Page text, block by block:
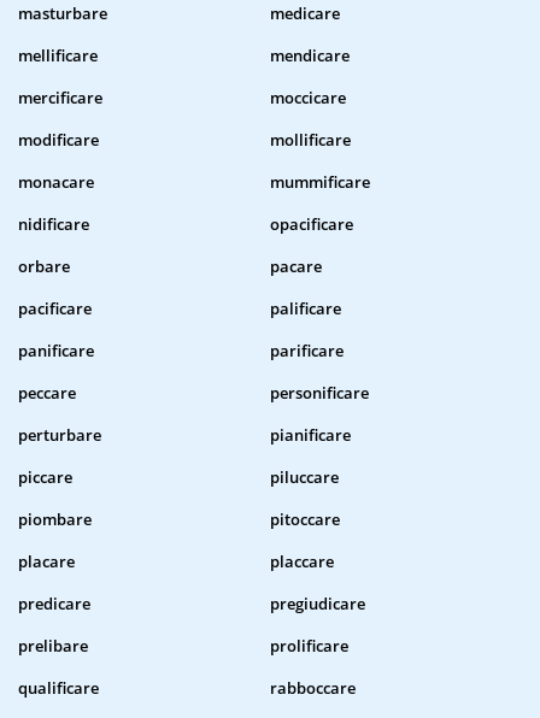
masturbare
medicare
mellificare
mendicare
mercificare
moccicare
modificare
mollificare
monacare
mummificare
nidificare
opacificare
orbare
pacare
pacificare
palificare
panificare
parificare
peccare
personificare
perturbare
pianificare
piccare
piluccare
piombare
pitoccare
placare
placcare
predicare
pregiudicare
prelibare
prolificare
qualificare
rabboccare